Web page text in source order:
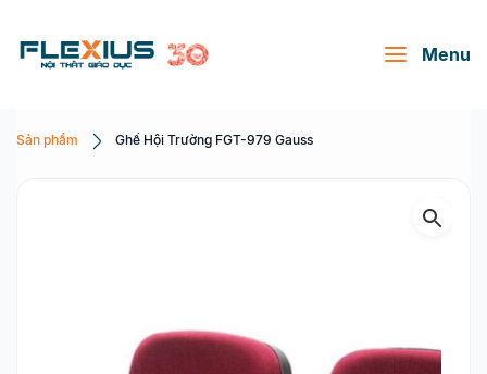
Menu
Sản phẩm Ghế Hội Trường FGT-979 Gauss